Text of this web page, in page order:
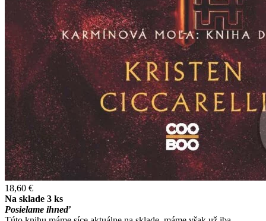
18,60 €
Na sklade 3 ks
Posielame ihneď